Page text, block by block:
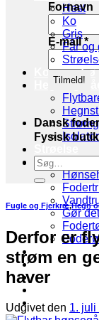
Hest
Ko
Gris
Får og
Korn og frø
Hegn og tråd
Stald udstyr
Gør
Hygiejne
Skadedyr
Brands
Tilbud
Fornavn
E-mail*
Dansk foder
Fysisk butik
Søg
efter:
Fugle og Fjerkræ,Hegn
Derfor er
strøm en
haver
Udgivet den 1. juli